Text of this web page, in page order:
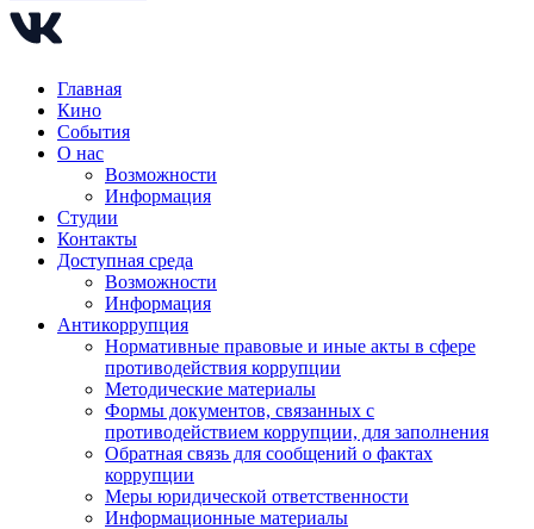
Главная
Кино
События
О нас
Возможности
Информация
Студии
Контакты
Доступная среда
Возможности
Информация
Антикоррупция
Нормативные правовые и иные акты в сфере
противодействия коррупции
Методические материалы
Формы документов, связанных с
противодействием коррупции, для заполнения
Обратная связь для сообщений о фактах
коррупции
Меры юридической ответственности
Информационные материалы